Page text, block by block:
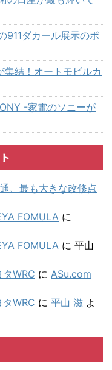
911ダカール展示のポ
集結！オートモビルカ
-家電のソニーが
、最も大きな改修点
FOMULA に
FOMULA に 平山
WRC に ASu.com
WRC に 平山 滋 よ